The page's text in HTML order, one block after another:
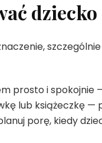
prosto i spokojnie
lub książeczkę —
porę, kiedy